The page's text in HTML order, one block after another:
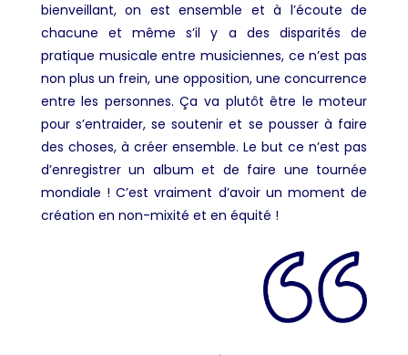
bienveillant, on est ensemble et à l’écoute de
chacune et même s’il y a des disparités de
pratique musicale entre musiciennes, ce n’est pas
non plus un frein, une opposition, une concurrence
entre les personnes. Ça va plutôt être le moteur
pour s’entraider, se soutenir et se pousser à faire
des choses, à créer ensemble. Le but ce n’est pas
d’enregistrer un album et de faire une tournée
mondiale ! C’est vraiment d’avoir un moment de
création en non-mixité et en équité !